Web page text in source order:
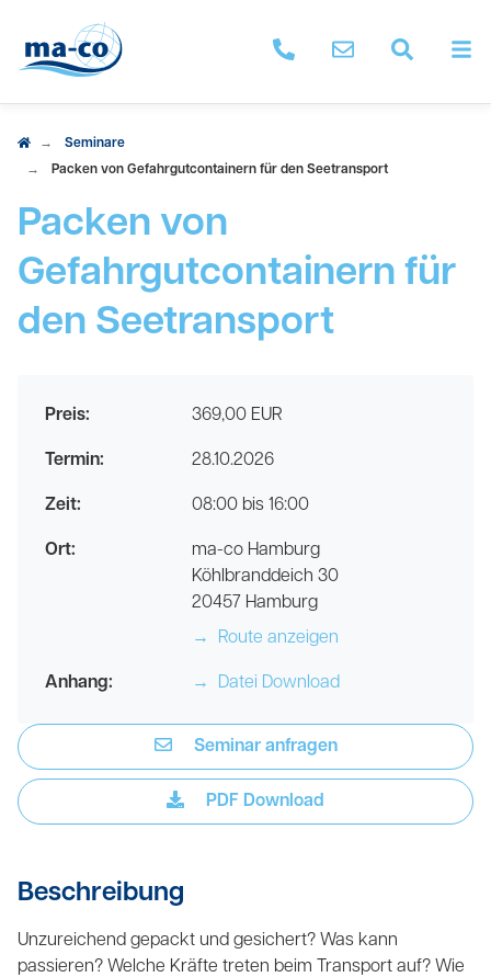
ma-co anrufen
NachrichtSeminar
Seminare
Packen von Gefahrgutcontainern für den Seetransport
Packen von
Gefahrgutcontainern für
den Seetransport
Preis: 369,00 EUR
Termin: 28.10.2026
Zeit: 08:00 bis 16:00
Ort:
ma-co Hamburg
Köhlbranddeich 30
20457 Hamburg
→
Route anzeigen
Anhang: → Datei Download
Seminar anfragen
PDF Download
Beschreibung
Unzureichend gepackt und gesichert? Was kann
passieren? Welche Kräfte treten beim Transport auf? Wie